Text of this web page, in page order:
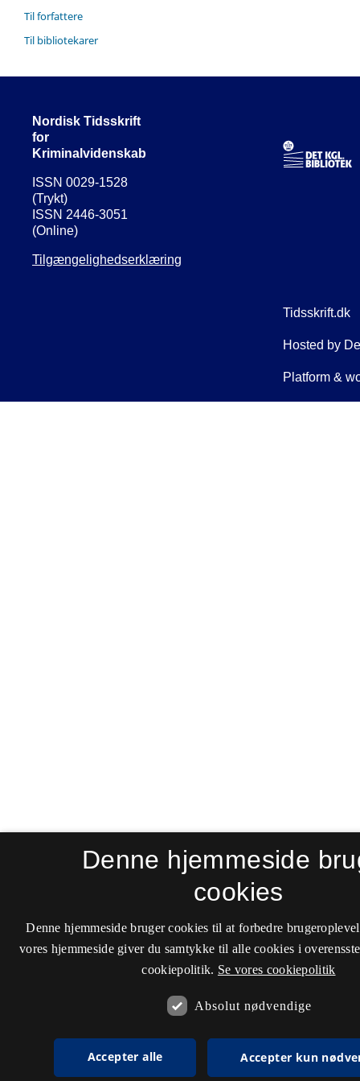
Til forfattere
Til bibliotekarer
Nordisk Tidsskrift
for
Kriminalvidenskab
ISSN 0029-1528
(Trykt)
ISSN 2446-3051
(Online)
Tilgængelighedserklæring
Denne hjemmeside
cookies
Denne hjemmeside bruger cookies til at forbedre
vores hjemmeside giver du samtykke til alle cookies i
cookiepolitik. Se vores cookiepolitik
Absolut nødvendige
Accepter alle Accepter kun